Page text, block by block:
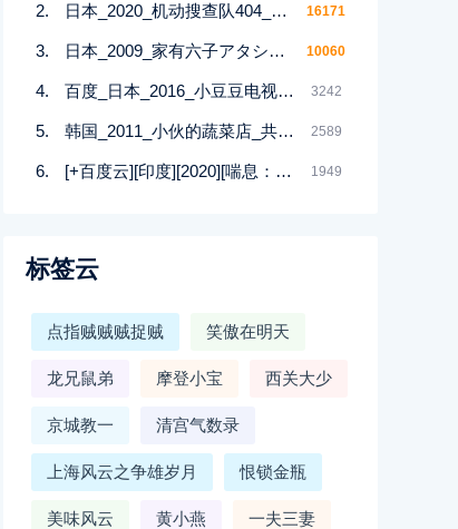
日本_2020_机动搜查队404_绫野刚_星野源_11集全_日语_中文字幕_2160P-4K_37.32G 16171
日本_2009_家有六子アタシんちの男子_喜剧_共11集_日语外挂中字_avi_每集800m共13g_无台标 10060
百度_日本_2016_小豆豆电视台_日语_外挂字幕_7集全_MKV_1080p.Amazon_13.6G 3242
韩国_2011_小伙的蔬菜店_共24集_国韩双语_软简中字_mkv_1.8GB_480p_无台标 2589
[+百度云][印度][2020][喘息：阴影入侵][印度语][中文简体][全12集][MKV/每集1.5-3.3GB][2160P/32.53G]‘’ 1949
标签云
点指贼贼贼捉贼 笑傲在明天
龙兄鼠弟 摩登小宝 西关大少
京城教一 清宫气数录
上海风云之争雄岁月 恨锁金瓶
美味风云 黄小燕 一夫三妻